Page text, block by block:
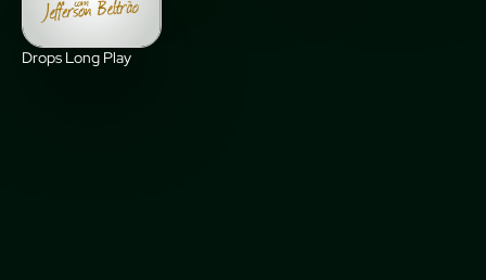
Drops Long Play